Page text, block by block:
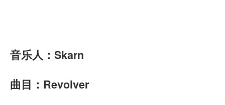
音乐人： Skarn
曲目：Revolver